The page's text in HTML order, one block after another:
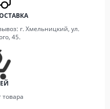
г. Хмельницкий, ул.
45.
товара